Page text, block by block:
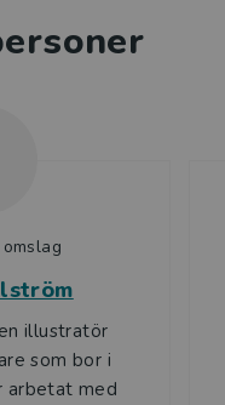
illustratör
som bor i
arbetat med